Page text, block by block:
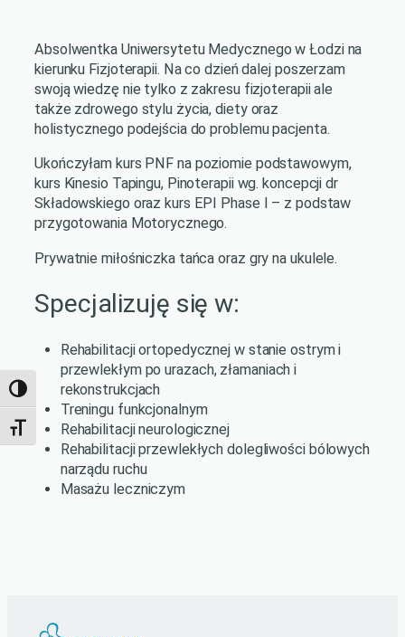
Toggle High Contrast
Toggle Font size
Absolwentka Uniwersytetu Medycznego w Łodzi na
kierunku Fizjoterapii. Na co dzień dalej poszerzam
swoją wiedzę nie tylko z zakresu fizjoterapii ale
także zdrowego stylu życia, diety oraz
holistycznego podejścia do problemu pacjenta.
Ukończyłam kurs PNF na poziomie podstawowym,
kurs Kinesio Tapingu, Pinoterapii wg. koncepcji dr
Składowskiego oraz kurs EPI Phase I – z podstaw
przygotowania Motorycznego.
Prywatnie miłośniczka tańca oraz gry na ukulele.
Specjalizuję się w:
Rehabilitacji ortopedycznej w stanie ostrym i
przewlekłym po urazach, złamaniach i
rekonstrukcjach
Treningu funkcjonalnym
Rehabilitacji neurologicznej
Rehabilitacji przewlekłych dolegliwości bólowych
narządu ruchu
Masażu leczniczym